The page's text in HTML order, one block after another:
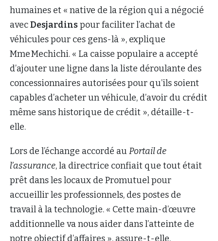
humaines et « native de la région qui a négocié
avecDesjardinspour faciliter l’achat de
véhicules pour ces gens-là », explique
Mme Mechichi. « La caisse populaire a accepté
d’ajouter une ligne dans la liste déroulante des
concessionnaires autorisées pour qu’ils soient
capables d’acheter un véhicule, d’avoir du crédit
même sans historique de crédit », détaille-t-
elle.
Lors de l’échange accordé au Portail de
l’assurance, la directrice confiait que tout était
prêt dans les locaux de Promutuel pour
accueillir les professionnels, des postes de
travail à la technologie. « Cette main-d’œuvre
additionnelle va nous aider dans l’atteinte de
notre objectif d’affaires », assure-t-elle.